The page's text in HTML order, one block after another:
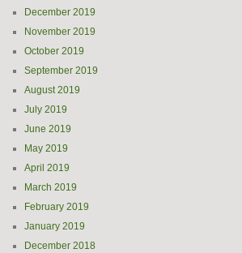
December 2019
November 2019
October 2019
September 2019
August 2019
July 2019
June 2019
May 2019
April 2019
March 2019
February 2019
January 2019
December 2018